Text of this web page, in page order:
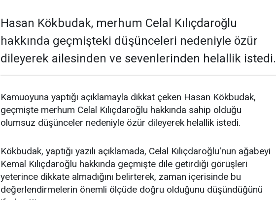
Hasan Kökbudak, merhum Celal Kılıçdaroğlu
hakkında geçmişteki düşünceleri nedeniyle özür
dileyerek ailesinden ve sevenlerinden helallik istedi.
Kamuoyuna yaptığı açıklamayla dikkat çeken Hasan Kökbudak,
geçmişte merhum Celal Kılıçdaroğlu hakkında sahip olduğu
olumsuz düşünceler nedeniyle özür dileyerek helallik istedi.
Kökbudak, yaptığı yazılı açıklamada, Celal Kılıçdaroğlu'nun ağabeyi
Kemal Kılıçdaroğlu hakkında geçmişte dile getirdiği görüşleri
yeterince dikkate almadığını belirterek, zaman içerisinde bu
değerlendirmelerin önemli ölçüde doğru olduğunu düşündüğünü